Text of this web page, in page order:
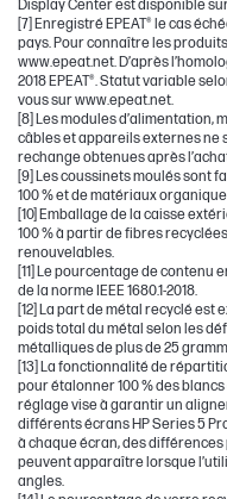
Display Center est disponible
[7] Enregistré EPEAT® le cas
pays. Pour connaître les
www.epeat.net. D’après
2018 EPEAT®. Statut variable
vous sur www.epeat.net.
[8] Les modules d’alimentation,
câbles et appareils externes ne
rechange obtenues après
[9] Les coussinets moulés sont
100 % et de matériaux
[10] Emballage de la caisse
100 % à partir de fibres
renouvelables.
[11] Le pourcentage de contenu
de la norme IEEE 1680.1-2018.
[12] La part de métal recyclé
poids total du métal selon les
métalliques de plus de 25
[13] La fonctionnalité de
pour étalonner 100 % des
réglage vise à garantir un
différents écrans HP Series 5
à chaque écran, des
peuvent apparaître lorsque
angles.